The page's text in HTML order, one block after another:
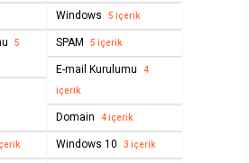
Windows 5 içerik
5 SPAM 5 içerik
E-mail Kurulumu 4
içerik
Domain 4 içerik
Windows 10 3 içerik